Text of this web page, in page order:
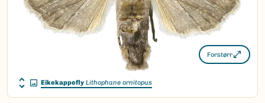
Forstørr
Eikekappefly Lithophane ornitopus